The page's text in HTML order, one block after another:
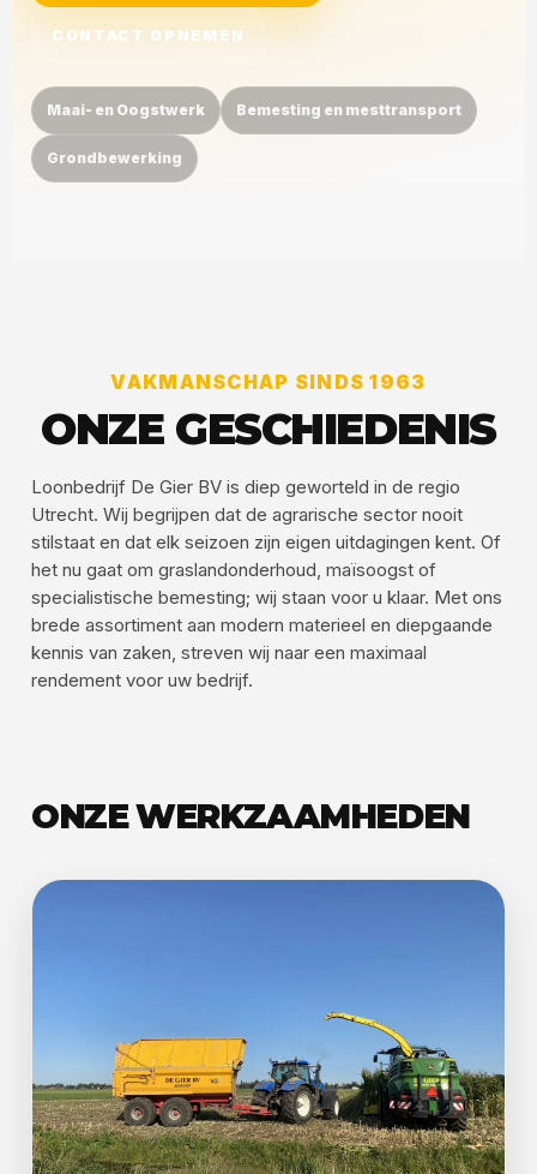
CONTACT OPNEMEN
Maai- en Oogstwerk Bemesting en mesttransport
Grondbewerking
VAKMANSCHAP SINDS 1963
ONZE GESCHIEDENIS
Loonbedrijf De Gier BV is diep geworteld in de regio
Utrecht. Wij begrijpen dat de agrarische sector nooit
stilstaat en dat elk seizoen zijn eigen uitdagingen kent. Of
het nu gaat om graslandonderhoud, maïsoogst of
specialistische bemesting; wij staan voor u klaar. Met ons
brede assortiment aan modern materieel en diepgaande
kennis van zaken, streven wij naar een maximaal
rendement voor uw bedrijf.
ONZE WERKZAAMHEDEN